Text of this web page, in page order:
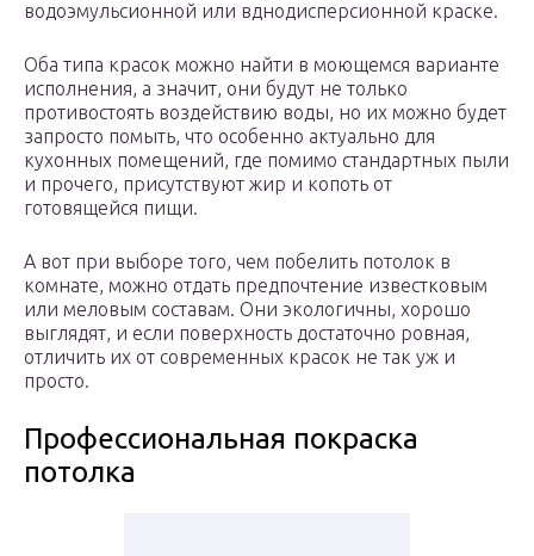
водоэмульсионной или вднодисперсионной краске.
Оба типа красок можно найти в моющемся варианте
исполнения, а значит, они будут не только
противостоять воздействию воды, но их можно будет
запросто помыть, что особенно актуально для
кухонных помещений, где помимо стандартных пыли
и прочего, присутствуют жир и копоть от
готовящейся пищи.
А вот при выборе того, чем побелить потолок в
комнате, можно отдать предпочтение известковым
или меловым составам. Они экологичны, хорошо
выглядят, и если поверхность достаточно ровная,
отличить их от современных красок не так уж и
просто.
Профессиональная покраска
потолка